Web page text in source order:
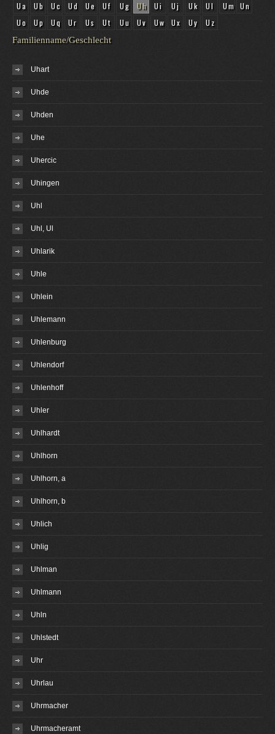
Ua
Ub Uc Ud Ue Uf Ug Uh Ui Uj Uk Ul Um Un
Uo
Up Uq Ur Us Ut Uu Uv Uw Ux Uy Uz
Familienname/Geschlecht
Uhart
Uhde
Uhden
Uhe
Uhercic
Uhingen
Uhl
Uhl, Ul
Uhlarik
Uhle
Uhlein
Uhlemann
Uhlenburg
Uhlendorf
Uhlenhoff
Uhler
Uhlhardt
Uhlhorn
Uhlhorn, a
Uhlhorn, b
Uhlich
Uhlig
Uhlman
Uhlmann
Uhln
Uhlstedt
Uhr
Uhrlau
Uhrmacher
Uhrmacheramt